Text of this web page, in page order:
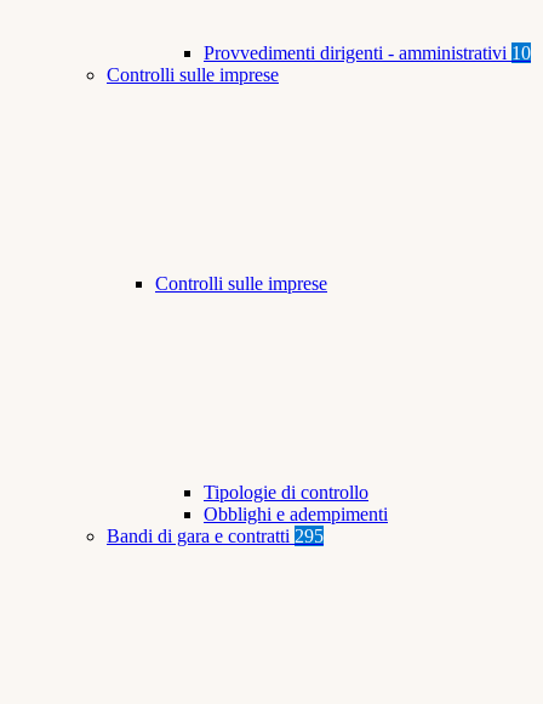
Provvedimenti dirigenti - amministrativi 10
Controlli sulle imprese
Controlli sulle imprese
Tipologie di controllo
Obblighi e adempimenti
Bandi di gara e contratti 295